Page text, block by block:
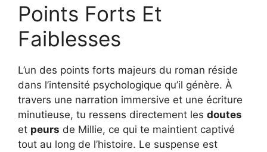
Points Forts Et
Faiblesses
L’un des points forts majeurs du roman réside
dans l’intensité psychologique qu’il génère. À
travers une narration immersive et une écriture
minutieuse, tu ressens directement les doutes
et peurs de Millie, ce qui te maintient captivé
tout au long de l’histoire. Le suspense est